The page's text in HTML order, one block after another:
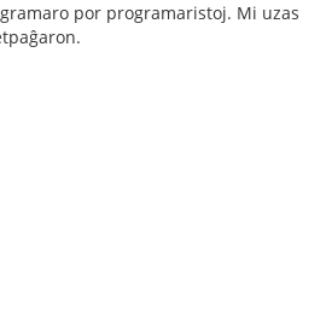
por programaristoj. Mi uzas